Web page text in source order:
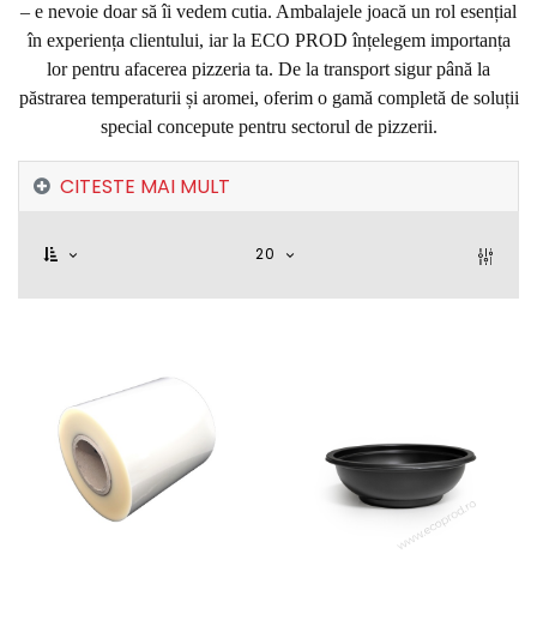
– e nevoie doar să îi vedem cutia. Ambalajele joacă un rol esențial
în experiența clientului, iar la ECO PROD înțelegem importanța
lor pentru afacerea pizzeria ta. De la transport sigur până la
păstrarea temperaturii și aromei, oferim o gamă completă de soluții
special concepute pentru sectorul de pizzerii.
CITESTE MAI MULT
20